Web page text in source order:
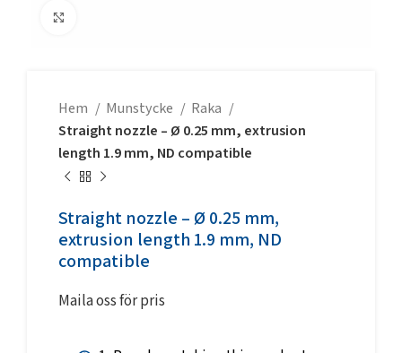
Hem Munstycke
Raka
Straight nozzle – Ø 0.25 mm, extrusion
length 1.9 mm, ND compatible
Straight nozzle – Ø 0.25 mm,
extrusion length 1.9 mm, ND
compatible
Maila oss för pris